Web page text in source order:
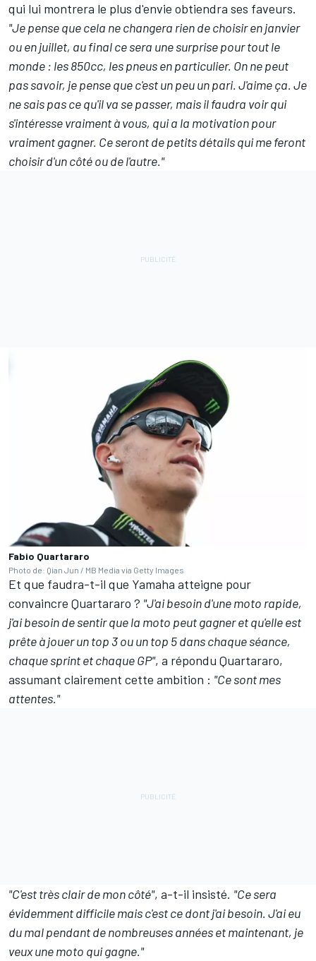
qui lui montrera le plus d'envie obtiendra ses faveurs.
"Je pense que cela ne changera rien de choisir en janvier
ou en juillet, au final ce sera une surprise pour tout le
monde : les 850cc, les pneus en particulier. On ne peut
pas savoir, je pense que c'est un peu un pari. J'aime ça. Je
ne sais pas ce qu'il va se passer, mais il faudra voir qui
s'intéresse vraiment à vous, qui a la motivation pour
vraiment gagner. Ce seront de petits détails qui me feront
choisir d'un côté ou de l'autre."
Fabio Quartararo
Photo de: Qian Jun / MB Media via Getty Images
Et que faudra-t-il que Yamaha atteigne pour
convaincre Quartararo ? "J'ai besoin d'une moto rapide,
j'ai besoin de sentir que la moto peut gagner et qu'elle est
prête à jouer un top 3 ou un top 5 dans chaque séance,
chaque sprint et chaque GP", a répondu Quartararo,
assumant clairement cette ambition : "Ce sont mes
attentes."
"C'est très clair de mon côté", a-t-il insisté. "Ce sera
évidemment difficile mais c'est ce dont j'ai besoin. J'ai eu
du mal pendant de nombreuses années et maintenant, je
veux une moto qui gagne."